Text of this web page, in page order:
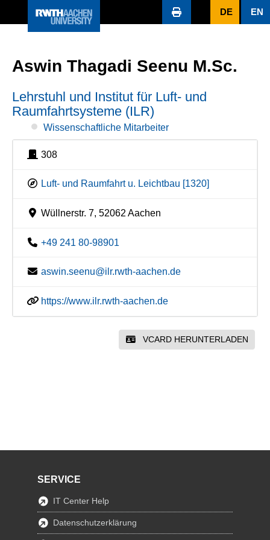
DE EN
Aswin Thagadi Seenu M.Sc.
Lehrstuhl und Institut für Luft- und
Raumfahrtsysteme (ILR)
Wissenschaftliche Mitarbeiter
308
Luft- und Raumfahrt u. Leichtbau [1320]
Wüllnerstr. 7, 52062 Aachen
+49 241 80-98901
aswin.seenu@ilr.rwth-aachen.de
https://www.ilr.rwth-aachen.de
VCARD HERUNTERLADEN
SERVICE
IT Center Help
Datenschutzerklärung